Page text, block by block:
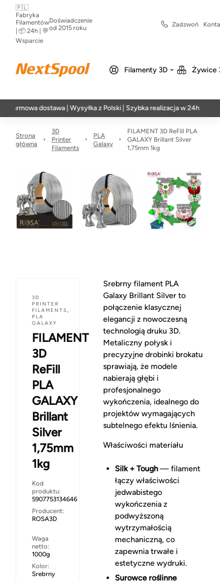
🇵🇱
Fabryka
Filamentów
| 📦 24h | 💬
Wsparcie
Doświadczenie
od 2015 roku
Zadzwoń
Filamenty 3D Żywice
dostawa | Wysyłka z Polski | Szybka realizacja w 24h
Strona
główna
3D
Printer
Filaments
PLA
Galaxy
FILAMENT 3D ReFill PLA
GALAXY Brillant Silver
1,75mm 1kg
3D
PRINTER
FILAMENTS,
PLA
GALAXY
FILAMENT
3D
ReFill
PLA
GALAXY
Brillant
Silver
1,75mm
1kg
Kod
produktu:
5907753134646
Producent:
ROSA3D
Waga
netto:
1000g
Kolor:
Srebrny
Srebrny filament PLA
Galaxy Brillant Silver to
połączenie klasycznej
elegancji z nowoczesną
technologią druku 3D.
Metaliczny połysk i
precyzyjne drobinki brokatu
sprawiają, że modele
nabierają głębi i
profesjonalnego
wykończenia, idealnego do
projektów wymagających
subtelnego efektu lśnienia.
Właściwości materiału
Silk + Tough— filament
łączy właściwości
jedwabistego
wykończenia z
podwyższoną
wytrzymałością
mechaniczną, co
zapewnia trwałe i
estetyczne wydruki.
Surowce roślinne